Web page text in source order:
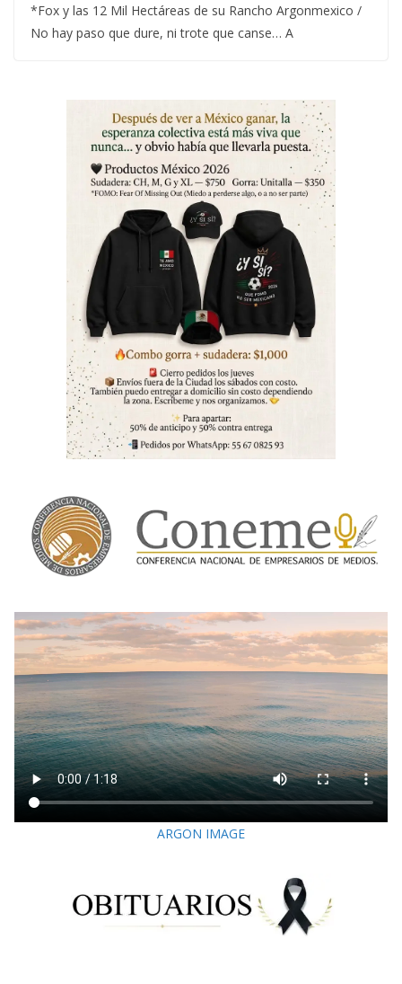
*Fox y las 12 Mil Hectáreas de su Rancho Argonmexico /
No hay paso que dure, ni trote que canse… A
ARGON IMAGE